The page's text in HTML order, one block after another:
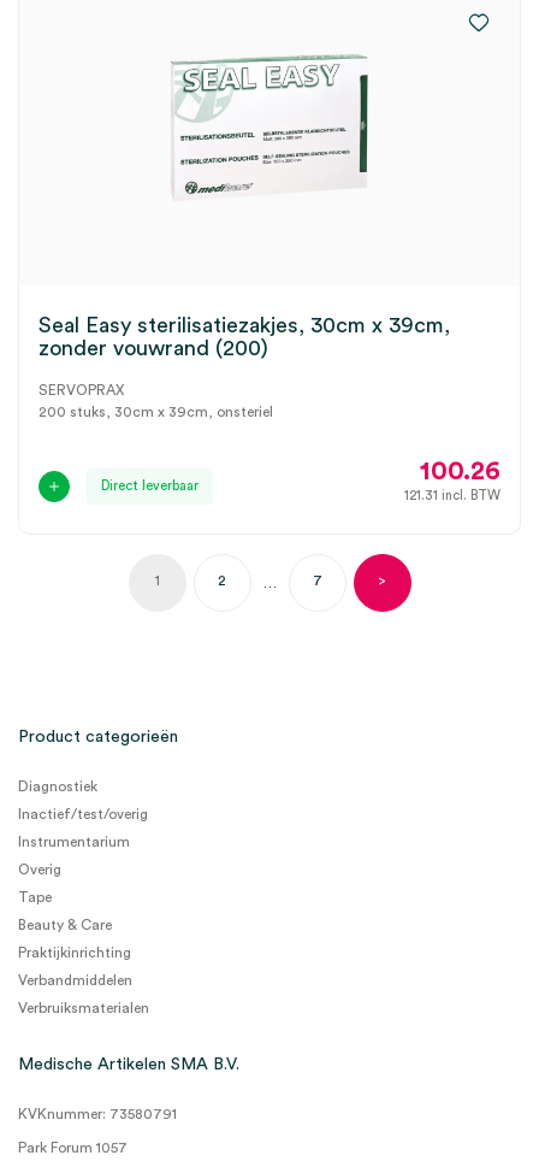
Seal Easy sterilisatiezakjes, 30cm x 39cm,
zonder vouwrand (200)
SERVOPRAX
200 stuks, 30cm x 39cm, onsteriel
Direct leverbaar
100.26
121.31 incl. BTW
1 2 7 >
Product categorieën
Diagnostiek
Inactief/test/overig
Instrumentarium
Overig
Tape
Beauty & Care
Praktijkinrichting
Verbandmiddelen
Verbruiksmaterialen
Medische Artikelen SMA B.V.
KVKnummer: 73580791
Park Forum 1057